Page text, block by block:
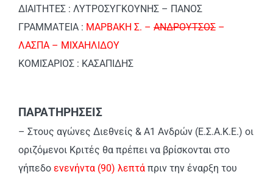
ΔΙΑΙΤΗΤΕΣ : ΛΥΤΡΟΣΥΓΚΟΥΝΗΣ – ΠΑΝΟΣ
ΓΡΑΜΜΑΤΕΙΑ : ΜΑΡΒΑΚΗ Σ. – ΑΝΔΡΟΥΤΣΟΣ –
ΛΑΣΠΑ – ΜΙΧΑΗΛΙΔΟΥ
ΚΟΜΙΣΑΡΙΟΣ : ΚΑΣΑΠΙΔΗΣ
ΠΑΡΑΤΗΡΗΣΕΙΣ
– Στους αγώνες Διεθνείς & Α1 Ανδρών (Ε.Σ.Α.Κ.Ε.) οι
οριζόμενοι Κριτές θα πρέπει να βρίσκονται στο
γήπεδο ενενήντα (90) λεπτά πριν την έναρξη του